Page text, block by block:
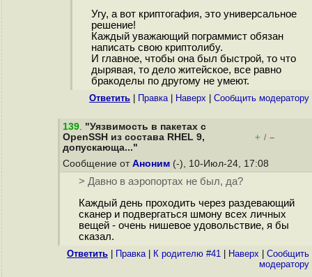
Угу, а вот криптогафия, это универсальное
решение!
Каждый уважающий пограммист обязан
написать свою криптолибу.
И главное, чтобы она был быстрой, то что
дырявая, то дело житейское, все равно
бракоделы по другому не умеют.
Ответить Правка| Наверх Cообщить модератору
139. "Уязвимость в пакетах с
OpenSSH из состава RHEL 9,
допускающа..."
+ / –
Сообщение от Аноним (-), 10-Июл-24, 17:08
> Давно в аэропортах не был, да?
Каждый день проходить через раздевающий
сканер и подвергаться шмону всех личных
вещей - очень нишевое удовольствие, я бы
сказал.
Ответить Правка| К родителю #41 Наверх
Cообщить
модератору